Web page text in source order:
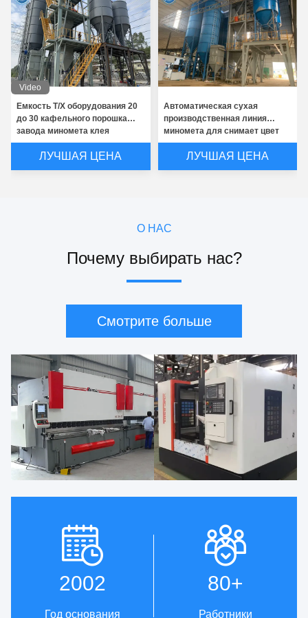
Video
Емкость Т/Х оборудования 20
до 30 кафельного порошка
завода миномета клея
слипчивого сухого смешивая
ЛУЧШАЯ ЦЕНА
Автоматическая сухая
производственная линия
миномета для снимает цвет
пальто и стены подгонянный
замазкойЛУЧШАЯ ЦЕНА
О НАС
Почему выбирать нас?
Смотрите больше
2002
Год основания
80+
Работники